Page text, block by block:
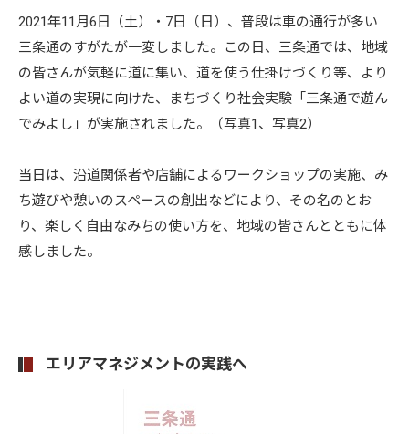
2021年11月6日（土）・7日（日）、普段は車の通行が多い
三条通のすがたが一変しました。この日、三条通では、地域
の皆さんが気軽に道に集い、道を使う仕掛けづくり等、より
よい道の実現に向けた、まちづくり社会実験「三条通で遊ん
でみよし」が実施されました。（写真1、写真2）
当日は、沿道関係者や店舗によるワークショップの実施、み
ち遊びや憩いのスペースの創出などにより、その名のとお
り、楽しく自由なみちの使い方を、地域の皆さんとともに体
感しました。
エリアマネジメントの実践へ